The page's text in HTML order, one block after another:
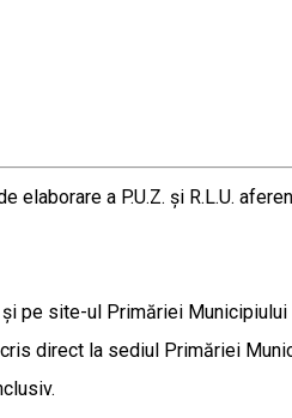
a P.U.Z. și R.L.U.
pe site-ul Primăriei
direct la sediul Primăriei